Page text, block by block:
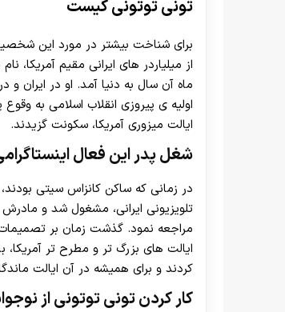
تونی توتونی کیست
برای شناخت بیشتر در مورد این
ماه آن سال به دنیا آمد. او در ایران
اولیه ی پیروزی انقلاب اسلامی به
ایالت میزوری آمریکا، سکونت گزیدند.
شغل پدر این فعال
در زمانی که ساکن کانزاس سیتی
تلویزیونی ایرانی، مشغول شد و
مراجعه نمود. گذشت زمان بر
ایالت های بزرگ تر و مطرح تر
کردند و برای همیشه در آن ایالت
کار کردن تونی توتونی از